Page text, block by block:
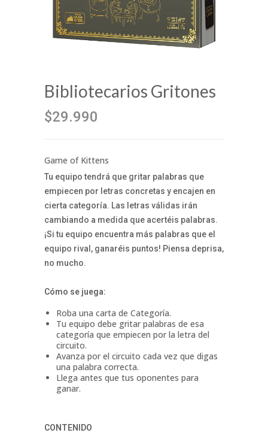
Bibliotecarios Gritones
$29.990
Game of Kittens
Tu equipo tendrá que gritar palabras que
empiecen por letras concretas y encajen en
cierta categoría. Las letras válidas irán
cambiando a medida que acertéis palabras.
¡Si tu equipo encuentra más palabras que el
equipo rival, ganaréis puntos! Piensa deprisa,
no mucho.
Cómo se juega:
Roba una carta de Categoría.
Tu equipo debe gritar palabras de esa
categoría que empiecen por la letra del
circuito.
Avanza por el circuito cada vez que digas
una palabra correcta.
Llega antes que tus oponentes para
ganar.
CONTENIDO